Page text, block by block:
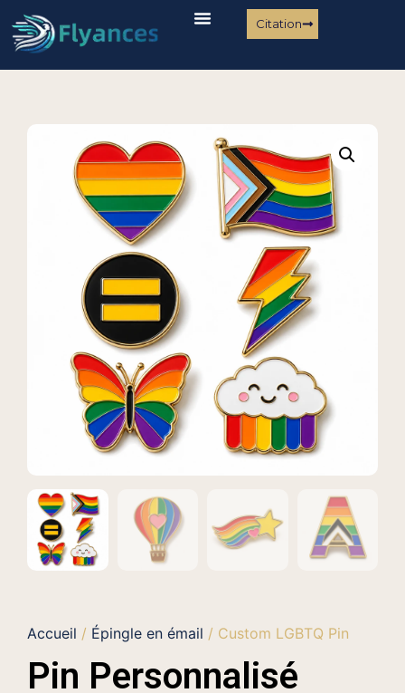
Citation
Accueil / Épingle en émail / Custom LGBTQ Pin
Pin Personnalisé